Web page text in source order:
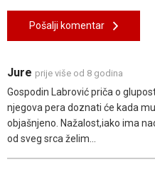
Pošalji komentar
Jure prije više od 8 godina
Gospodin Labrović priča o
njegova pera doznati će kada
objašnjeno. Nažalost,iako ima
od sveg srca želim...